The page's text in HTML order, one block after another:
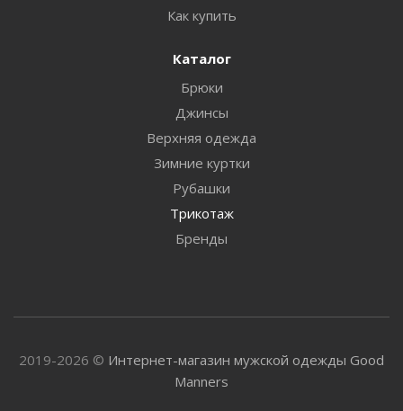
Как купить
Каталог
Брюки
Джинсы
Верхняя одежда
Зимние куртки
Рубашки
Трикотаж
Бренды
2019-2026 © Интернет-магазин мужской одежды Good
Manners